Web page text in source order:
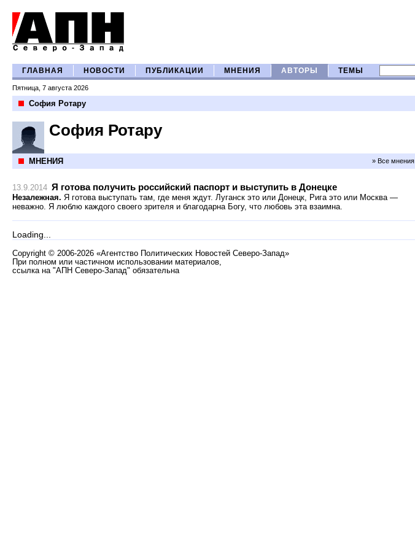
ГЛАВНАЯ НОВОСТИ ПУБЛИКАЦИИ МНЕНИЯ АВТОРЫ ТЕМЫ
Пятница, 7 августа 2026
София Ротару
София Ротару
МНЕНИЯ » Все мнения
13.9.2014 Я готова получить российский паспорт и выступить в Донецке
Незалежная. Я готова выступать там, где меня ждут. Луганск это или Донецк, Рига это или Москва —
неважно. Я люблю каждого своего зрителя и благодарна Богу, что любовь эта взаимна.
Loading...
Copyright © 2006-2026 «Агентство Политических Новостей Северо-Запад»
При полном или частичном использовании материалов,
ссылка на "АПН Северо-Запад" обязательна